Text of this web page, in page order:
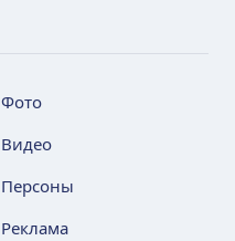
Фото
Видео
Персоны
Реклама